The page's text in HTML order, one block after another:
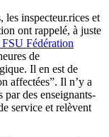
les inspecteur.rices et
ont rappelé, à juste
FSU Fédération
de
Il en est de
affectées”. Il n’y a
par des enseignants-
service et relèvent